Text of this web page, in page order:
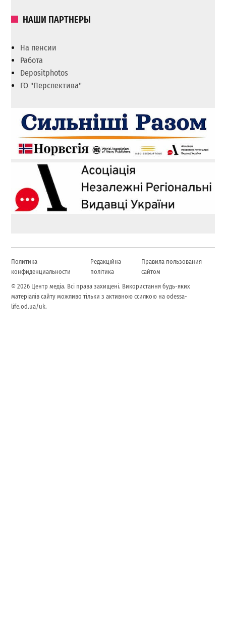
НАШИ ПАРТНЕРЫ
На пенсии
Работа
Depositphotos
ГО "Перспектива"
Политика
конфиденциальности
Редакційна
політика
Правила пользования
сайтом
© 2026 Центр медіа. Всі права захищені. Використання будь-яких
матеріалів сайту можливо тільки з активною ссилкою на odessa-
life.od.ua/uk.